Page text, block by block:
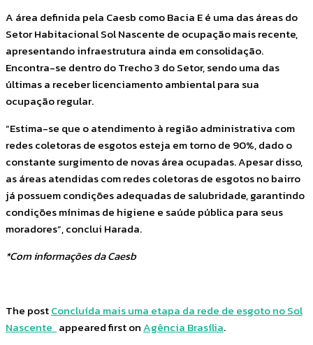
A área definida pela Caesb como Bacia E é uma das áreas do
Setor Habitacional Sol Nascente de ocupação mais recente,
apresentando infraestrutura ainda em consolidação.
Encontra-se dentro do Trecho 3 do Setor, sendo uma das
últimas a receber licenciamento ambiental para sua
ocupação regular.
“Estima-se que o atendimento à região administrativa com
redes coletoras de esgotos esteja em torno de 90%, dado o
constante surgimento de novas área ocupadas. Apesar disso,
as áreas atendidas com redes coletoras de esgotos no bairro
já possuem condições adequadas de salubridade, garantindo
condições mínimas de higiene e saúde pública para seus
moradores”, conclui Harada.
*Com informações da Caesb
The postConcluída mais uma etapa da rede de esgoto no Sol
Nascente appeared first onAgência Brasília.